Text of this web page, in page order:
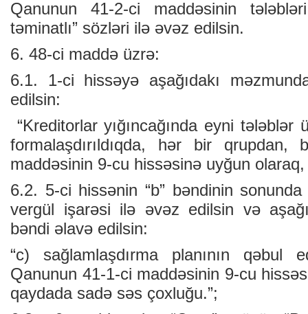
Qanunun 41-2-ci maddəsinin
təminatlı” sözləri ilə əvəz edilsin.
6. 48-ci maddə üzrə:
6.1. 1-ci hissəyə aşağıdakı
edilsin:
“Kreditorlar yığıncağında eyni
formalaşdırıldıqda, hər bir qrupdan,
maddəsinin 9-cu hissəsinə uyğun
6.2. 5-ci hissənin “b” bəndinin
vergül işarəsi ilə əvəz edilsin və
bəndi əlavə edilsin:
“c) sağlamlaşdırma planının qəbul
Qanunun 41-1-ci maddəsinin 9-cu
qaydada sadə səs çoxluğu.”;